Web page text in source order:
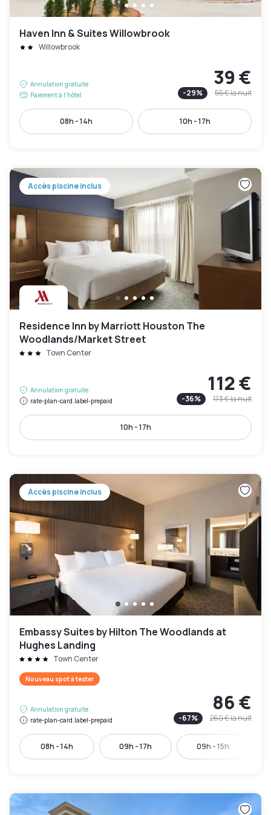
Haven Inn & Suites Willowbrook
Willowbrook
Annulation gratuite
Paiement à l'hôtel
39 €
-29% 55 €la nuit
08h - 14h 10h - 17h
Accès piscine inclus
Residence Inn by Marriott Houston The
Woodlands/Market Street
Town Center
Annulation gratuite
rate-plan-card.label-prepaid
112 €
-36% 173 €la nuit
10h - 17h
Accès piscine inclus
Embassy Suites by Hilton The Woodlands at
Hughes Landing
Town Center
Nouveau spot à tester
Annulation gratuite
rate-plan-card.label-prepaid
86 €
-67% 260 €la nuit
08h - 14h 09h - 17h 09h - 15h